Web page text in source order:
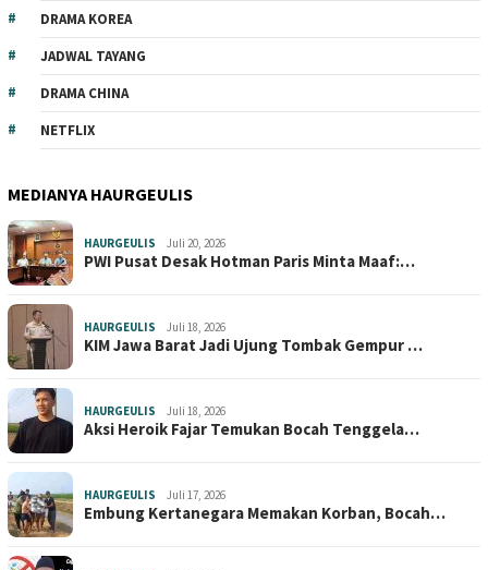
DRAMA KOREA
JADWAL TAYANG
DRAMA CHINA
NETFLIX
MEDIANYA HAURGEULIS
HAURGEULIS Juli 20, 2026
PWI Pusat Desak Hotman Paris Minta Maaf:…
HAURGEULIS Juli 18, 2026
KIM Jawa Barat Jadi Ujung Tombak Gempur …
HAURGEULIS Juli 18, 2026
Aksi Heroik Fajar Temukan Bocah Tenggela…
HAURGEULIS Juli 17, 2026
Embung Kertanegara Memakan Korban, Bocah…